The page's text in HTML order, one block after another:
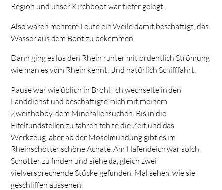
Region und unser Kirchboot war tiefer gelegt.
Also waren mehrere Leute ein Weile damit beschäftigt, das
Wasser aus dem Boot zu bekommen.
Dann ging es los den Rhein runter mit ordentlich Strömung
wie man es vom Rhein kennt. Und natürlich Schifffahrt.
Pause war wie üblich in Brohl. Ich wechselte in den
Landdienst und beschäftigte mich mit meinem
Zweithobby, dem Mineraliensuchen. Bis in die
Eifelfundstellen zu fahren fehlte die Zeit und das
Werkzeug, aber ab der Moselmündung gibt es im
Rheinschotter schöne Achate. Am Hafendeich war solch
Schotter zu finden und siehe da, gleich zwei
vielversprechende Stücke gefunden. Mal sehen, wie sie
geschliffen aussehen.